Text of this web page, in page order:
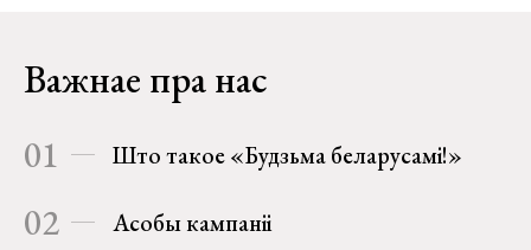
Важнае пра нас
01 Што такое «Будзьма беларусамі!»
02 Асобы кампаніі